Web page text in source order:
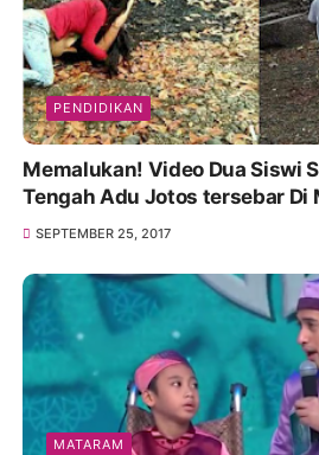
PENDIDIKAN
Memalukan! Video Dua Siswi SMK di Lombok
Tengah Adu Jotos tersebar Di
SEPTEMBER 25, 2017
MATARAM